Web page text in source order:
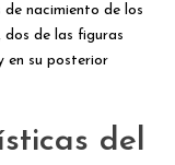
nacimiento de los
de las figuras
en su posterior
del